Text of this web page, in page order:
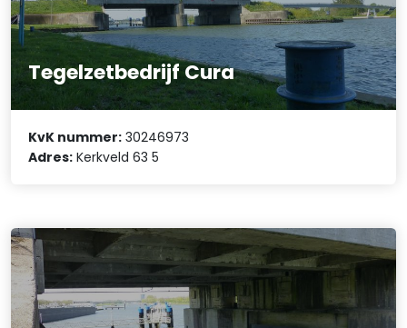
Tegelzetbedrijf Cura
KvK nummer: 30246973
Adres: Kerkveld 63 5